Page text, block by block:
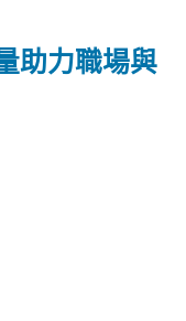
助力職場與